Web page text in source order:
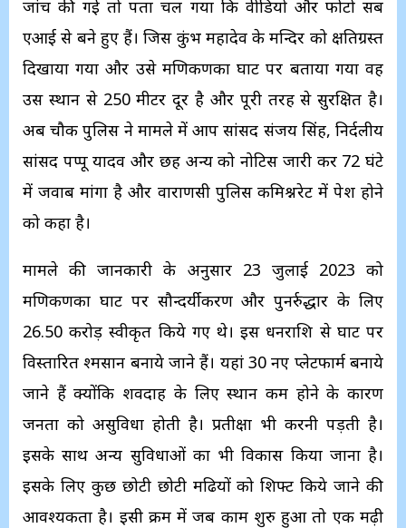
जांच की गई तो पता चल गया कि वीडियो और फोटो सब
एआई से बने हुए हैं। जिस कुंभ महादेव के मन्दिर को क्षतिग्रस्त
दिखाया गया और उसे मणिकर्णिका घाट पर बताया गया वह
उस स्थान से 250 मीटर दूर है और पूरी तरह से सुरक्षित है।
अब चौक पुलिस ने मामले में आप सांसद संजय सिंह, निर्दलीय
सांसद पप्पू यादव और छह अन्य को नोटिस जारी कर 72 घंटे
में जवाब मांगा है और वाराणसी पुलिस कमिश्नरेट में पेश होने
को कहा है।
मामले की जानकारी के अनुसार 23 जुलाई 2023 को
मणिकर्णिका घाट पर सौन्दर्यीकरण और पुनर्रुद्धार के लिए
26.50 करोड़ स्वीकृत किये गए थे। इस धनराशि से घाट पर
विस्तारित श्मसान बनाये जाने हैं। यहां 30 नए प्लेटफार्म बनाये
जाने हैं क्योंकि शवदाह के लिए स्थान कम होने के कारण
जनता को असुविधा होती है। प्रतीक्षा भी करनी पड़ती है।
इसके साथ अन्य सुविधाओं का भी विकास किया जाना है।
इसके लिए कुछ छोटी छोटी मढियों को शिफ्ट किये जाने की
आवश्यकता है। इसी क्रम में जब काम शुरु हुआ तो एक मढ़ी